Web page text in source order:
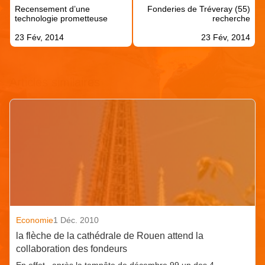
l’article
Recensement d’une
technologie prometteuse
23 Fév, 2014
Fonderies de Tréveray (55)
recherche
23 Fév, 2014
Economie1 Déc. 2010
la flèche de la cathédrale de Rouen attend la
collaboration des fondeurs